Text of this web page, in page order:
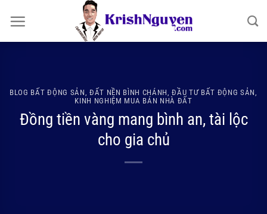
qua
nội
BLOG BẤT ĐỘNG SẢN ĐẤT NỀN BÌNH CHÁNH ,ĐẦU TƯ BẤT ĐỘNG SẢN
KINH NGHIỆM MUA BÁN NHÀ ĐẤT
Đồng tiền vàng mang bình an, tài lộc
cho gia chủ